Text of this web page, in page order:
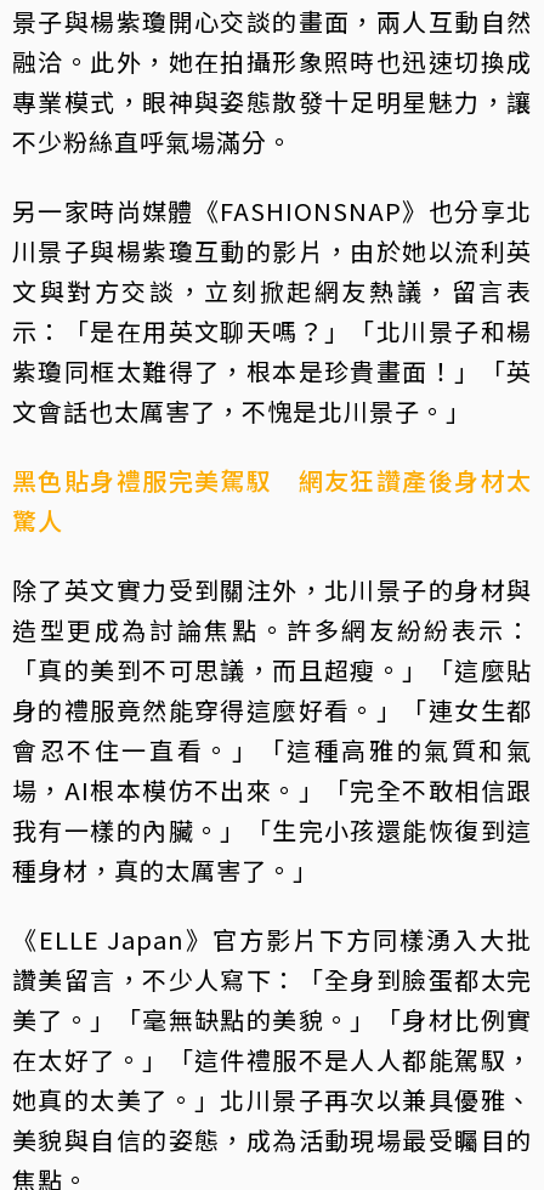
景子與楊紫瓊開心交談的畫面，兩人互動自然
融洽。此外，她在拍攝形象照時也迅速切換成
專業模式，眼神與姿態散發十足明星魅力，讓
不少粉絲直呼氣場滿分。
另一家時尚媒體《FASHIONSNAP》也分享北
川景子與楊紫瓊互動的影片，由於她以流利英
文與對方交談，立刻掀起網友熱議，留言表
示：「是在用英文聊天嗎？」「北川景子和楊
紫瓊同框太難得了，根本是珍貴畫面！」「英
文會話也太厲害了，不愧是北川景子。」
黑色貼身禮服完美駕馭 網友狂讚產後身材太
驚人
除了英文實力受到關注外，北川景子的身材與
造型更成為討論焦點。許多網友紛紛表示：
「真的美到不可思議，而且超瘦。」「這麼貼
身的禮服竟然能穿得這麼好看。」「連女生都
會忍不住一直看。」「這種高雅的氣質和氣
場，AI根本模仿不出來。」「完全不敢相信跟
我有一樣的內臟。」「生完小孩還能恢復到這
種身材，真的太厲害了。」
《ELLE Japan》官方影片下方同樣湧入大批
讚美留言，不少人寫下：「全身到臉蛋都太完
美了。」「毫無缺點的美貌。」「身材比例實
在太好了。」「這件禮服不是人人都能駕馭，
她真的太美了。」北川景子再次以兼具優雅、
美貌與自信的姿態，成為活動現場最受矚目的
焦點。